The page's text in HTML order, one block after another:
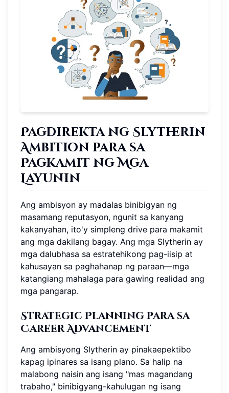
Pagdirekta ng Slytherin
Ambition para sa
Pagkamit ng Mga
Layunin
Ang ambisyon ay madalas binibigyan ng
masamang reputasyon, ngunit sa kanyang
kakanyahan, ito'y simpleng drive para makamit
ang mga dakilang bagay. Ang mga Slytherin ay
mga dalubhasa sa estratehikong pag-iisip at
kahusayan sa paghahanap ng paraan—mga
katangiang mahalaga para gawing realidad ang
mga pangarap.
Strategic Planning para sa
Career Advancement
Ang ambisyong Slytherin ay pinakaepektibo
kapag ipinares sa isang plano. Sa halip na
malabong naisin ang isang "mas magandang
trabaho," binibigyang-kahulugan ng isang